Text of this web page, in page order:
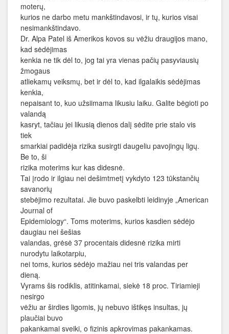
moterų,
kurios ne darbo metu mankštindavosi, ir tų, kurios visai
nesimankštindavo.
Dr. Alpa Patel iš Amerikos kovos su vėžiu draugijos mano,
kad sėdėjimas
kenkia ne tik dėl to, jog tai yra vienas pačių pasyviausių
žmogaus
atliekamų veiksmų, bet ir dėl to, kad ilgalaikis sėdėjimas
kenkia,
nepaisant to, kuo užsiimama likusiu laiku. Galite bėgioti po
valandą
kasryt, tačiau jei likusią dienos dalį sėdite prie stalo vis
tiek
smarkiai padidėja rizika susirgti daugeliu pavojingų ligų.
Be to, ši
rizika moterims kur kas didesnė.
Tai įrodo ir ilgiau nei dešimtmetį vykdyto 123 tūkstančių
savanorių
stebėjimo rezultatai. Jie buvo paskelbti leidinyje „American
Journal of
Epidemiology“. Toms moterims, kurios kasdien sėdėjo
daugiau nei šešias
valandas, grėsė 37 procentais didesnė rizika mirti
nurodytu laikotarpiu,
nei toms, kurios sėdėjo mažiau nei tris valandas per
dieną.
Vyrams šis rodiklis, atitinkamai, siekė 18 proc. Tiriamieji
nesirgo
vėžiu ar širdies ligomis, jų nebuvo ištikęs insultas, jų
plaučiai buvo
pakankamai sveiki, o fizinis apkrovimas pakankamas.